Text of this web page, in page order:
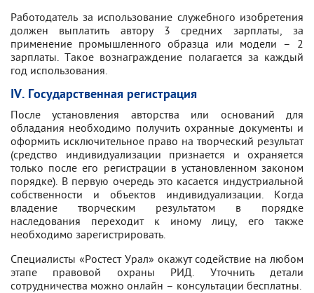
Работодатель за использование служебного изобретения
должен выплатить автору 3 средних зарплаты, за
применение промышленного образца или модели – 2
зарплаты. Такое вознаграждение полагается за каждый
год использования.
IV. Государственная регистрация
После установления авторства или оснований для
обладания необходимо получить охранные документы и
оформить исключительное право на творческий результат
(средство индивидуализации признается и охраняется
только после его регистрации в установленном законом
порядке). В первую очередь это касается индустриальной
собственности и объектов индивидуализации. Когда
владение творческим результатом в порядке
наследования переходит к иному лицу, его также
необходимо зарегистрировать.
Специалисты «Ростест Урал» окажут содействие на любом
этапе правовой охраны РИД. Уточнить детали
сотрудничества можно онлайн – консультации бесплатны.